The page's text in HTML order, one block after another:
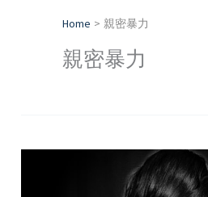
Home 親密暴力
親密暴力